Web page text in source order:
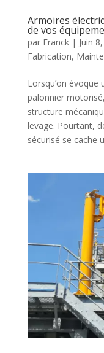
Armoires
de vos
par Franck| Juin
Fabrication,
Lorsqu’on
palonnier
structure
levage. Pourtant,
sécurisé se cache